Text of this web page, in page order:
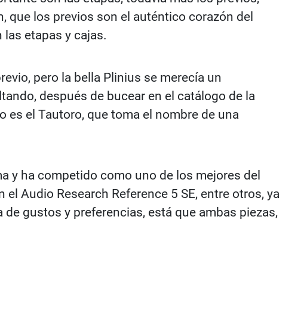
que los previos son el auténtico corazón del
etapas y cajas.
pero la bella Plinius se merecía un
después de bucear en el catálogo de la
es el Tautoro, que toma el nombre de una
y ha competido como uno de los mejores del
Audio Research Reference 5 SE, entre otros, ya
gustos y preferencias, está que ambas piezas,